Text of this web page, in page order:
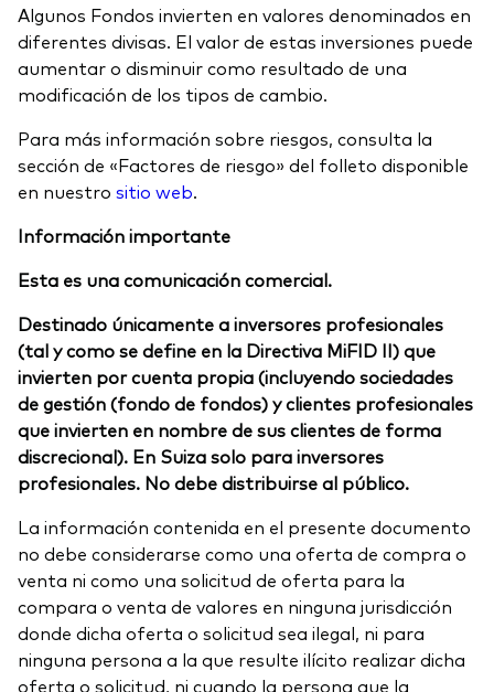
Algunos Fondos invierten en valores denominados en
diferentes divisas. El valor de estas inversiones puede
aumentar o disminuir como resultado de una
modificación de los tipos de cambio.
Para más información sobre riesgos, consulta la
sección de «Factores de riesgo» del folleto disponible
en nuestro sitio web.
Información importante
Esta es una comunicación comercial.
Destinado únicamente a inversores profesionales
(tal y como se define en la Directiva MiFID II) que
invierten por cuenta propia (incluyendo sociedades
de gestión (fondo de fondos) y clientes profesionales
que invierten en nombre de sus clientes de forma
discrecional). En Suiza solo para inversores
profesionales. No debe distribuirse al público.
La información contenida en el presente documento
no debe considerarse como una oferta de compra o
venta ni como una solicitud de oferta para la
compara o venta de valores en ninguna jurisdicción
donde dicha oferta o solicitud sea ilegal, ni para
ninguna persona a la que resulte ilícito realizar dicha
oferta o solicitud, ni cuando la persona que la